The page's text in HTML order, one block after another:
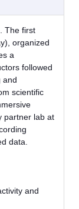
The first
organized
a
followed
and
scientific
partner lab at
data.
and